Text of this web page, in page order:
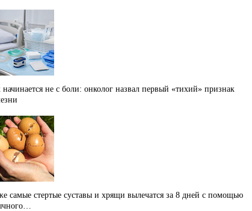
начинается не с боли: онколог назвал первый «тихий» признак
самые стертые суставы и хрящи вылечатся за 8 дней с помощью